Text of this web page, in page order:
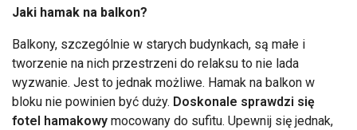
Jaki hamak na balkon?
Balkony, szczególnie w starych budynkach, są małe i
tworzenie na nich przestrzeni do relaksu to nie lada
wyzwanie. Jest to jednak możliwe. Hamak na balkon w
bloku nie powinien być duży. Doskonale sprawdzi się
fotel hamakowy mocowany do sufitu. Upewnij się jednak,